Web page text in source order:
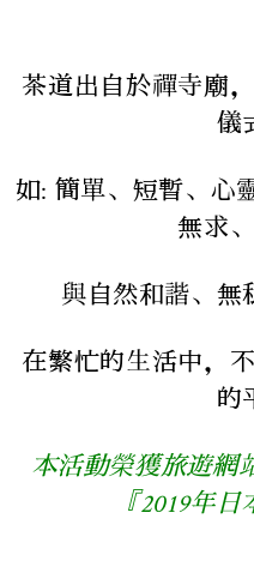
茶道出自於禪寺廟
儀
如: 簡單、短暫、心
無求
與自然和諧、無
在繁忙的生活中，
的
本活動榮獲旅遊網
『2019年